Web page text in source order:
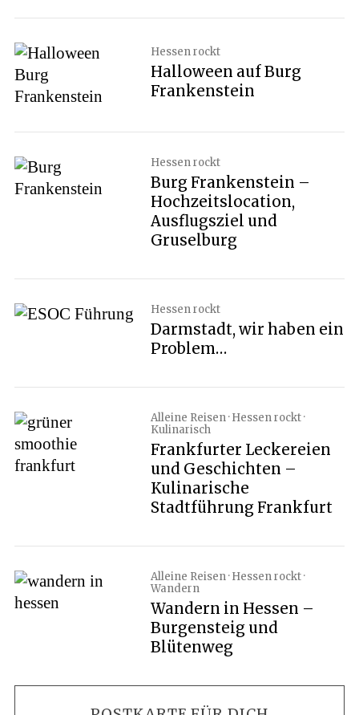
Hessen rockt
Halloween auf Burg
Frankenstein
Hessen rockt
Burg Frankenstein –
Hochzeitslocation,
Ausflugsziel und
Gruselburg
Hessen rockt
Darmstadt, wir haben ein
Problem…
Alleine Reisen · Hessen rockt ·
Kulinarisch
Frankfurter Leckereien
und Geschichten –
Kulinarische
Stadtführung Frankfurt
Alleine Reisen · Hessen rockt ·
Wandern
Wandern in Hessen –
Burgensteig und
Blütenweg